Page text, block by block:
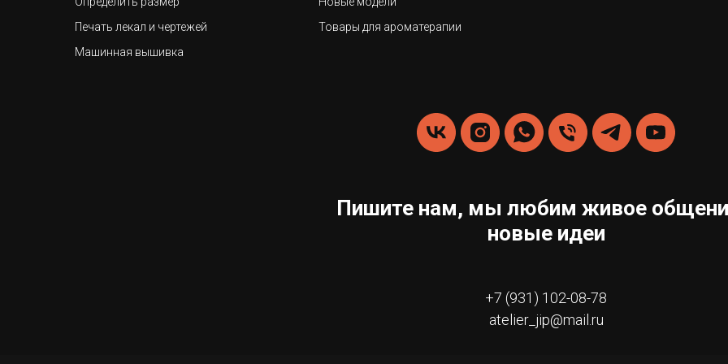
Печать лекал и чертежей
Машинная вышивка
Товары для ароматерапии
Пишите нам, мы любим живое
новые идеи
+7 (931) 102-08-78
atelier_jip@mail.ru